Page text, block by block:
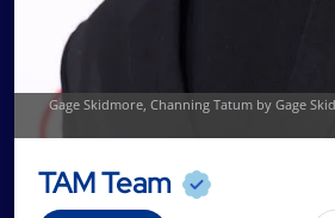
Gage Skidmore, Channing Tatum by Gage
TAM Team